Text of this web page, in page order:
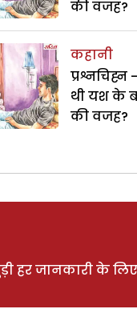
की वजह?
कहानी
प्रश्नचिह्न
थी यश के
की वजह?
हर जानकारी के